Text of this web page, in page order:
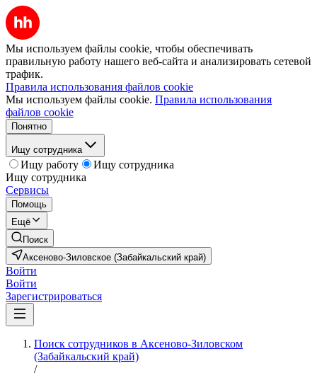
Мы используем файлы cookie, чтобы обеспечивать
правильную работу нашего веб-сайта и анализировать сетевой
трафик.
Правила использования файлов cookie
Мы используем файлы cookie. Правила использования
файлов cookie
Понятно
Ищу сотрудника
Ищу работу
Ищу сотрудника
Ищу сотрудника
Сервисы
Помощь
Ещё
Поиск
Аксеново-Зиловское (Забайкальский край)
Войти
Войти
Зарегистрироваться
Поиск сотрудников в Аксеново-Зиловском
(Забайкальский край)
/